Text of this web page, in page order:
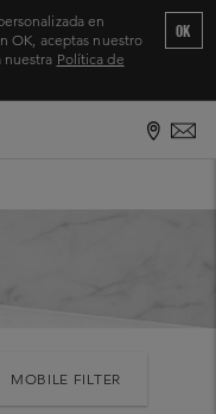
en
OK, aceptas nuestro
nuestra Política de
OK
MOBILE FILTER